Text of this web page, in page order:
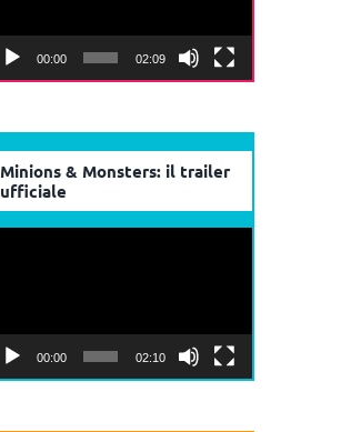
00:00 02:09
Minions & Monsters: il trailer
ufficiale
00:00 02:10